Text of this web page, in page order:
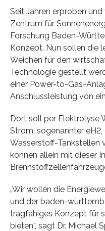
Seit Jahren erproben
Zentrum für
Forschung Baden-
Konzept. Nun sollen die
Weichen für den
Technologie gestellt
einer Power-to-Gas-
Anschlussleistung von
Dort soll per Elektrolyse
Strom, sogenannter
Wasserstoff-Tankstellen
können allein mit dieser
„Wir wollen die
und der baden-
tragfähiges Konzept für
bieten“, sagt Dr. Michael